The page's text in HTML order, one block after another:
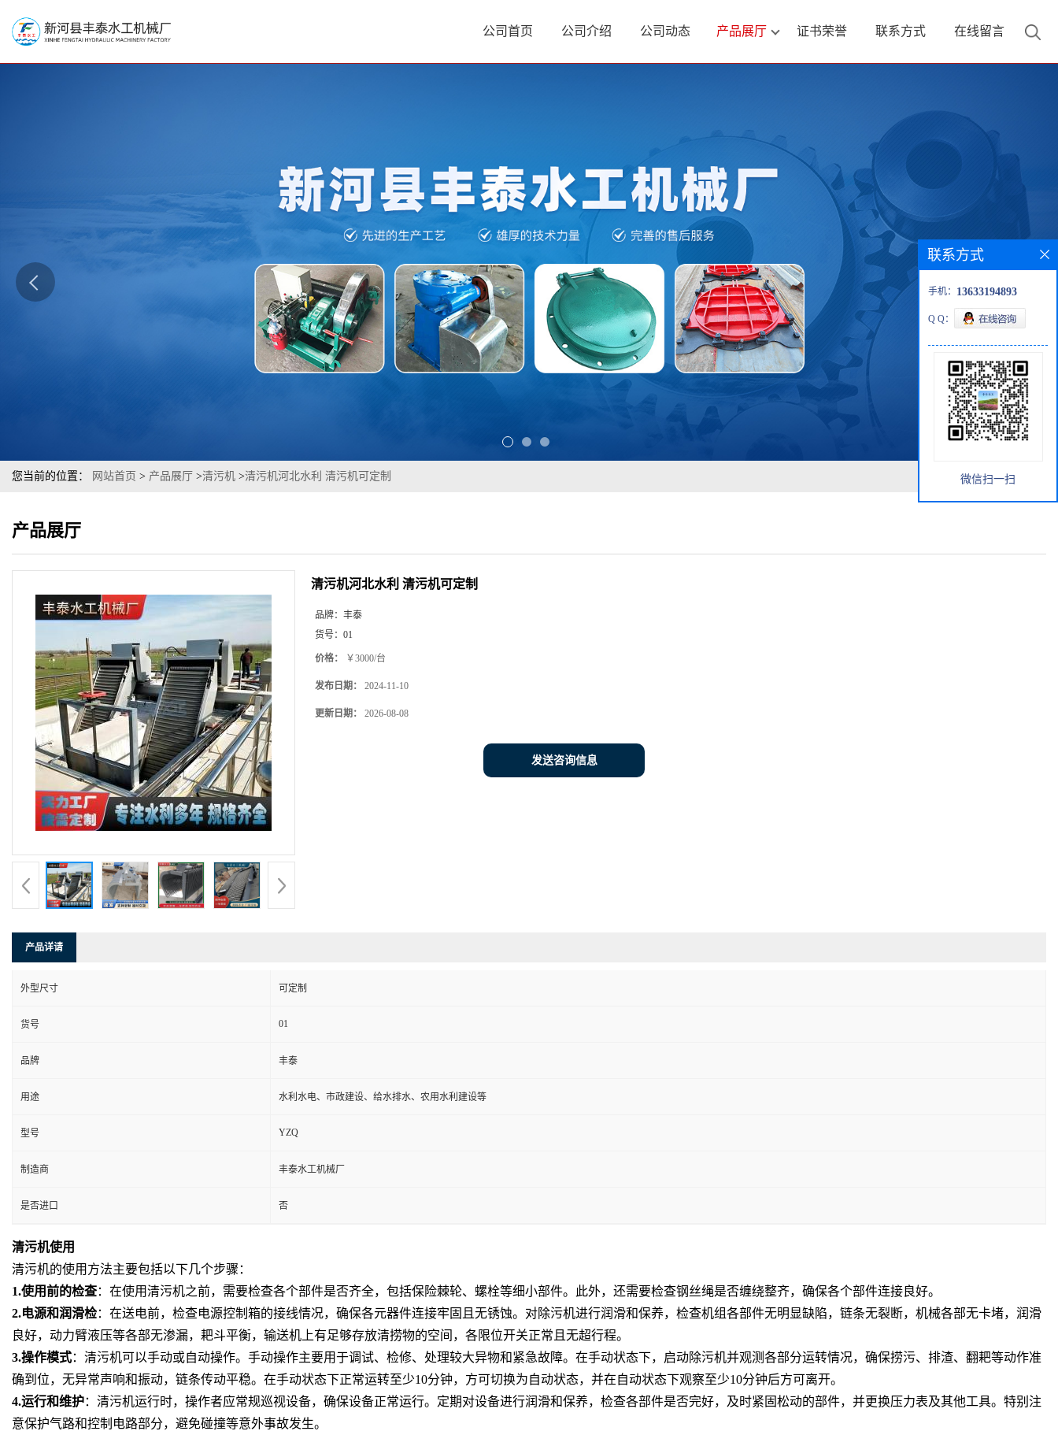
公司首页 公司介绍 公司动态 产品展厅 证书荣誉 联系方式 在线留言
您当前的位置： 网站首页 > 产品展厅 >清污机 >清污机河北水利 清污机可定制
产品展厅
清污机河北水利 清污机可定制
品牌： 丰泰
货号： 01
价格： ￥3000/台
发布日期： 2024-11-10
更新日期： 2026-08-08
发送咨询信息
产品详请
外型尺寸 可定制
货号 01
品牌 丰泰
用途 水利水电、市政建设、给水排水、农用水利建设等
型号 YZQ
制造商 丰泰水工机械厂
是否进口 否
清污机使用
清污机的使用方法主要包括以下几个步骤 ：
1.使用前的检查：在使用清污机之前，需要检查各个部件是否齐全，包括保险棘轮、螺栓等细小部件。此外，还需要检查钢丝绳是否缠绕整齐，确保各个部件连接良好。
2.电源和润滑检：在送电前，检查电源控制箱的接线情况，确保各元器件连接牢固且无锈蚀。对除污机进行润滑和保养，检查机组各部件无明显缺陷，链条无裂断，机械各部无卡堵，润滑
良好，动力臂液压等各部无渗漏，耙斗平衡，输送机上有足够存放清捞物的空间，各限位开关正常且无超行程。
3.操作模式：清污机可以手动或自动操作。手动操作主要用于调试、检修、处理较大异物和紧急故障。在手动状态下，启动除污机并观测各部分运转情况，确保捞污、排渣、翻耙等动作准
确到位，无异常声响和振动，链条传动平稳。在手动状态下正常运转至少10分钟，方可切换为自动状态，并在自动状态下观察至少10分钟后方可离开。
4.运行和维护：清污机运行时，操作者应常规巡视设备，确保设备正常运行。定期对设备进行润滑和保养，检查各部件是否完好，及时紧固松动的部件，并更换压力表及其他工具。特别注
意保护气路和控制电路部分，避免碰撞等意外事故发生。
联系方式
手机： 13633194893
Q Q：
微信扫一扫